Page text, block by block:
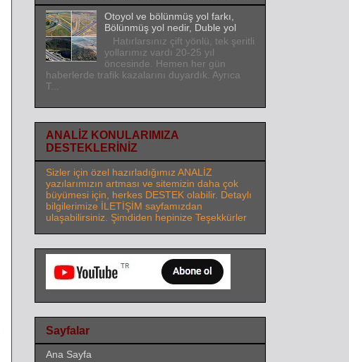
Otoyol ve bölünmüş yol farkı,
Bölünmüş yol nedir, Duble yol
Hatırlarsınız çift yönlü, tek şeritli
yollarımız vardı 20-25 yıl
öncesinde. Hemen her gün
haberlerde trafik kazalarını duyardık. Ayrıca
T...
ANALİZ KONULARIMIZA
DESTEKLERİNİZ
Sizler için özel hazırladığımız ANALİZ
yazılarımızın artması ve sitemizin daha çok
büyümesi için, herkes DESTEK olabilir. Detaylı
bilgilerimize İLETİŞİM sayfamızdan
ulaşabilirsiniz. Şimdiden hepinize Teşekkürler
Sayfalar
Ana Sayfa